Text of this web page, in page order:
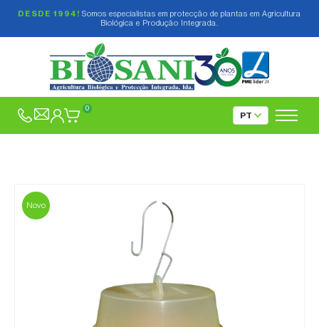
DESDE 1994! Somos especialistas em protecção de plantas em Agricultura
Biológica e Produção Integrada.
0
Novo